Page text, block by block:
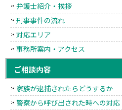
弁護士紹介・挨拶
刑事事件の流れ
対応エリア
事務所案内・アクセス
ご相談内容
家族が逮捕されたらどうするか
警察から呼び出された時への対応